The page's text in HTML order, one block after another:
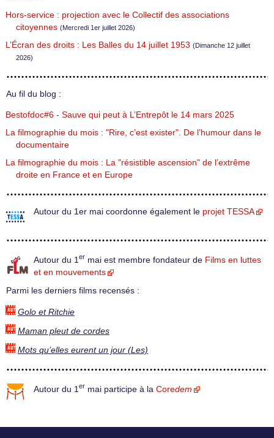
Hors-service : projection avec le Collectif des associations
citoyennes (Mercredi 1er juillet 2026)
L’Écran des droits : Les Balles du 14 juillet 1953 (Dimanche 12 juillet
2026)
Au fil du blog :
Bestofdoc#6 - Sauve qui peut à L’Entrepôt le 14 mars 2025
La filmographie du mois : "Rire, c’est exister". De l’humour dans le
documentaire
La filmographie du mois : La "résistible ascension" de l’extrême
droite en France et en Europe
Autour du 1er mai coordonne également le projet TESSA
Autour du 1 er mai est membre fondateur de Films en luttes
et en mouvements
Parmi les derniers films recensés :
Golo et Ritchie
Maman pleut de cordes
Mots qu’elles eurent un jour (Les)
Autour du 1 er mai participe à la Coredem